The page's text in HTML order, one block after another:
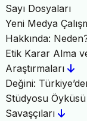
Sayı Dosyaları
Yeni Medya
Hakkında:
Etik Karar Alma
Araştırmaları
Değini:
Stüdyosu
Savaşçıları